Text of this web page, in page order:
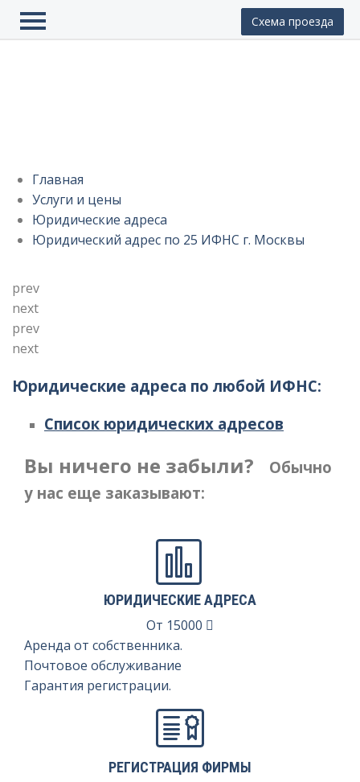
Юст Групп
Ликвидация фирмы
Внесение изменений
Готовые фирмы
Банкротство
Бухгалтерские услуги
Регистрация ИП
Закрытие ИП
Вступление в СРО
Схема проезда
Главная
Услуги и цены
Юридические адреса
Юридический адрес по 25 ИФНС г. Москвы
prev
next
prev
next
Юридические адреса по любой ИФНС:
Список юридических адресов
Вы ничего не забыли?
Обычно
у нас еще заказывают:
ЮРИДИЧЕСКИЕ АДРЕСА
От 15000
Аренда от собственника.
Почтовое обслуживание
Гарантия регистрации.
РЕГИСТРАЦИЯ ФИРМЫ